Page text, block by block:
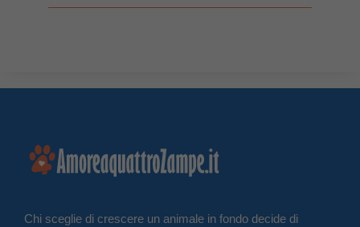
Chi sceglie di crescere un animale in fondo decide di